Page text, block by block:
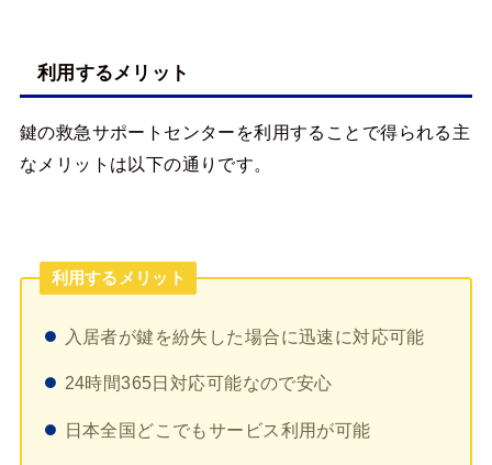
利用するメリット
鍵の救急サポートセンターを利用することで得られる主
なメリットは以下の通りです。
利用するメリット
入居者が鍵を紛失した場合に迅速に対応可能
24時間365日対応可能なので安心
日本全国どこでもサービス利用が可能